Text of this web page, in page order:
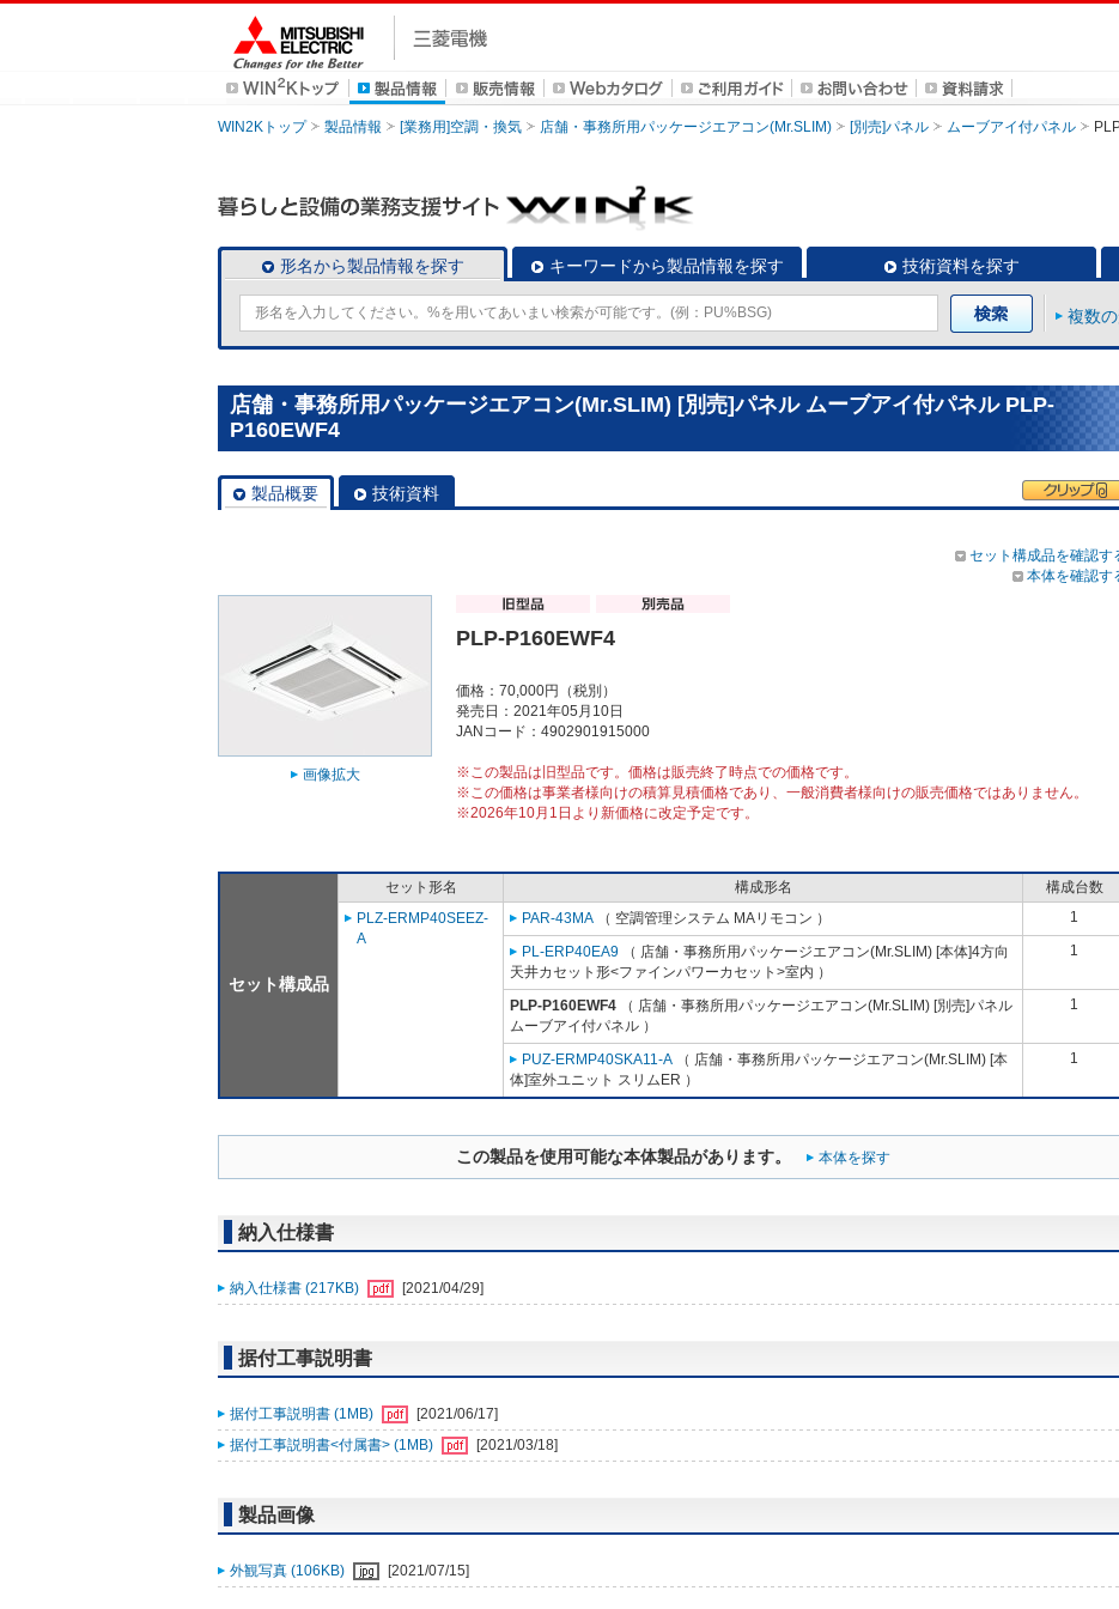
WIN2Kトップ 製品情報 [業務用]空調・換気 店舗・事務所用パッケージエアコン(Mr.SLIM) [別売]パネル ムーブアイ付パネル
形名から製品情報を探す キーワードから製品情報を探す 技術資料を探す
複数
店舗・事務所用パッケージエアコン(Mr.SLIM) [別売]パネル ムーブアイ付パネル PLP-
P160EWF4
製品概要 技術資料
セット構成品を確認す
本体を確認す
画像拡大
PLP-P160EWF4
価格：70,000円（税別）
発売日：2021年05月10日
JANコード：4902901915000
※この製品は旧型品です。価格は販売終了時点での価格です。
※この価格は事業者様向けの積算見積価格であり、一般消費者様向けの販売価格ではありません。
※2026年10月1日より新価格に改定予定です。
セット構成品
セット形名 構成形名
構成台数
PLZ-ERMP40SEEZ-
A
PAR-43MA （ 空調管理システム MAリモコン ） 1
PL-ERP40EA9 （ 店舗・事務所用パッケージエアコン(Mr.SLIM) [本体]4方向
天井カセット形<ファインパワーカセット>室内 ）
1
PLP-P160EWF4 （ 店舗・事務所用パッケージエアコン(Mr.SLIM) [別売]パネル
ムーブアイ付パネル ）
1
PUZ-ERMP40SKA11-A （ 店舗・事務所用パッケージエアコン(Mr.SLIM) [本
体]室外ユニット スリムER ）
1
この製品を使用可能な本体製品があります。 本体を探す
納入仕様書
納入仕様書 (217KB) [2021/04/29]
据付工事説明書
据付工事説明書 (1MB)
[2021/06/17]
据付工事説明書<付属書> (1MB)
[2021/03/18]
製品画像
外観写真 (106KB) [2021/07/15]